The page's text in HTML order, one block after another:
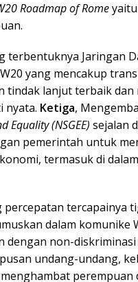
Roadmap of Rome
terbentuknya Jaringan
yang mencakup
tindak lanjut terbaik
nyata. Ketiga,
Equality (NSGEE) sejalan
pemerintah untuk
termasuk di
percepatan tercapainya
dalam komunike
dengan non-
undang-undang,
perempuan